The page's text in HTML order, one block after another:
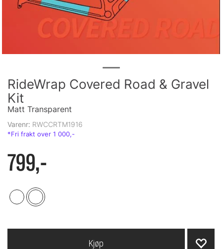
RideWrap Covered Road & Gravel
Kit
Matt Transparent
Varenr: RWCCRTM1916
799,-
Kjøp